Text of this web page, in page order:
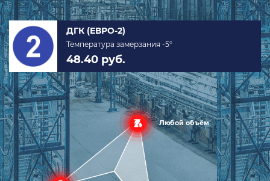
Арктическое (ЕВРО-5)
Температура замерзания -40°
по запросу руб.
Любой объём